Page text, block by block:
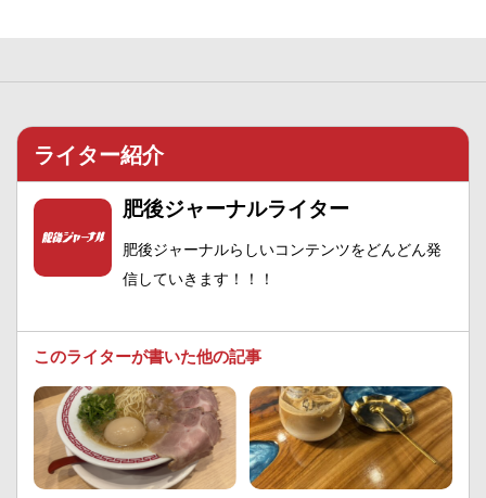
ライター紹介
肥後ジャーナルライター
肥後ジャーナルらしいコンテンツをどんどん発
信していきます！！！
このライターが書いた他の記事